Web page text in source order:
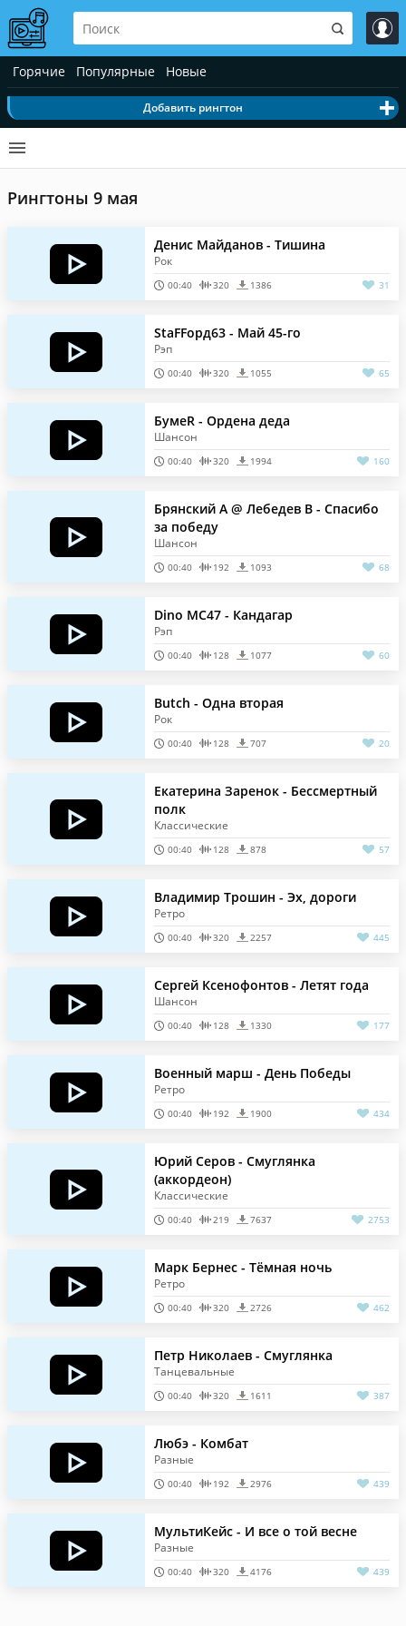
Горячие Популярные Новые
Добавить рингтон
Рингтоны 9 мая
Денис Майданов - Тишина
Рок
00:40 320 1386 31
StaFFорд63 - Май 45-го
Рэп
00:40 320 1055 65
БумеR - Ордена деда
Шансон
00:40 320 1994 160
Брянский А @ Лебедев В - Спасибо
за победу
Шансон
00:40 192 1093 68
Dino MC47 - Кандагар
Рэп
00:40 128 1077 60
Butch - Одна вторая
Рок
00:40 128 707 20
Екатерина Заренок - Бессмертный
полк
Классические
00:40 128 878 57
Владимир Трошин - Эх, дороги
Ретро
00:40 320 2257 445
Сергей Ксенофонтов - Летят года
Шансон
00:40 128 1330 177
Военный марш - День Победы
Ретро
00:40 192 1900 434
Юрий Серов - Смуглянка
(аккордеон)
Классические
00:40 219 7637 2753
Марк Бернес - Тёмная ночь
Ретро
00:40 320 2726 462
Петр Николаев - Смуглянка
Танцевальные
00:40 320 1611 387
Любэ - Комбат
Разные
00:40 192 2976 439
МультиКейс - И все о той весне
Разные
00:40 320 4176 439